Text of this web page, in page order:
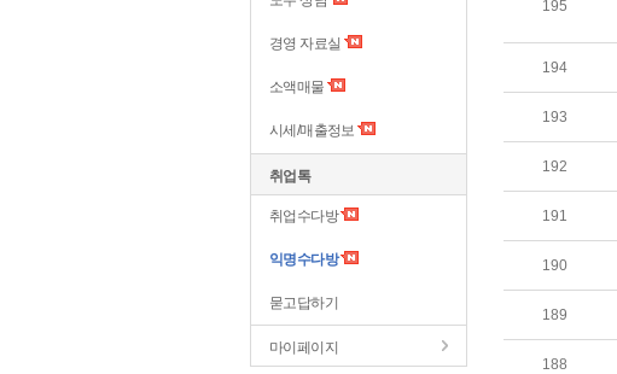
경영 자료실
소액매물
시세/매출정보
취업톡
취업수다방
익명수다방
묻고답하기
마이페이지
195
194
193
192
191
190
189
188